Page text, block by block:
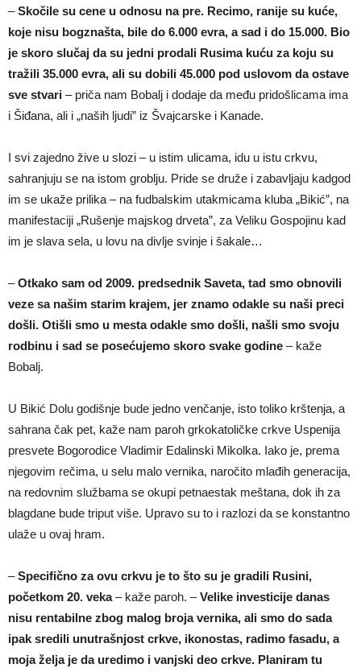
–Skočile su cene u odnosu na pre. Recimo, ranije su kuće,
koje nisu bogznašta, bile do 6.000 evra, a sad i do 15.000. Bio
je skoro slučaj da su jedni prodali Rusima kuću za koju su
tražili 35.000 evra, ali su dobili 45.000 pod uslovom da ostave
sve stvari – priča nam Bobalj i dodaje da među pridošlicama ima
i Šiđana, ali i „naših ljudi” iz Švajcarske i Kanade.
I svi zajedno žive u slozi – u istim ulicama, idu u istu crkvu,
sahranjuju se na istom groblju. Pride se druže i zabavljaju kadgod
im se ukaže prilika – na fudbalskim utakmicama kluba „Bikić”, na
manifestaciji „Rušenje majskog drveta”, za Veliku Gospojinu kad
im je slava sela, u lovu na divlje svinje i šakale…
–Otkako sam od 2009. predsednik Saveta, tad smo obnovili
veze sa našim starim krajem, jer znamo odakle su naši preci
došli. Otišli smo u mesta odakle smo došli, našli smo svoju
rodbinu i sad se posećujemo skoro svake godine – kaže
Bobalj.
U Bikić Dolu godišnje bude jedno venčanje, isto toliko krštenja, a
sahrana čak pet, kaže nam paroh grkokatoličke crkve Uspenija
presvete Bogorodice Vladimir Edalinski Mikolka. Iako je, prema
njegovim rečima, u selu malo vernika, naročito mlađih generacija,
na redovnim službama se okupi petnaestak meštana, dok ih za
blagdane bude triput više. Upravo su to i razlozi da se konstantno
ulaže u ovaj hram.
–Specifično za ovu crkvu je to što su je gradili Rusini,
početkom 20. veka– kaže paroh. –Velike investicije danas
nisu rentabilne zbog malog broja vernika, ali smo do sada
ipak sredili unutrašnjost crkve, ikonostas, radimo fasadu, a
moja želja je da uredimo i vanjski deo crkve. Planiram tu